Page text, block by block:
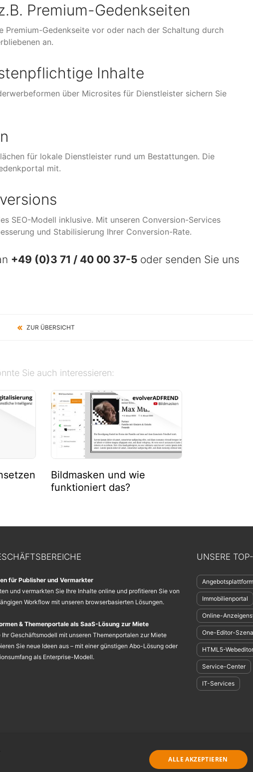
Premium-Gedenkseiten
Gedenkseite vor oder nach der Schaltung durch
an.
Inhalte
über Microsites für Dienstleister sichern Sie
für lokale Dienstleister rund um Bestattungen. Die
mit.
SEO-Modell inklusive. Mit unseren Conversion-Services
und Stabilisierung Ihrer Conversion-Rate.
+49 (0)3 71 / 40 00 37-5 oder senden Sie uns
ZUR ÜBERSICHT
Sie auch interessieren:
Bildmasken und wie
funktioniert das?
für Publisher und Vermarkter
und vermarkten Sie Ihre Inhalte online und profitieren Sie von
Workflow mit unseren browserbasierten Lösungen.
& Themenportale als SaaS-Lösung zur Miete
Ihr Geschäftsmodell mit unseren Themenportalen zur Miete
Sie neue Ideen aus – mit einer günstigen Abo-Lösung oder
als Enterprise-Modell.
UNSERE
Angebotsplattform
Immobilienportal
Online-
One-Editor-
HTML5-Webeditor
Service-Center
IT-Services
Nutzungsbedingungen-GDPR-
zzgl. derzeit gültiger Mehrwertsteuer.
ALLE AKZEPTIEREN